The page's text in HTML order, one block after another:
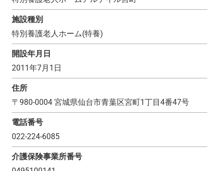
施設種別
特別養護老人ホーム(特養)
開設年月日
2011年7月1日
住所
〒 980-0004 宮城県仙台市青葉区宮町1丁目4番47号
電話番号
022-224-6085
介護保険事業所番号